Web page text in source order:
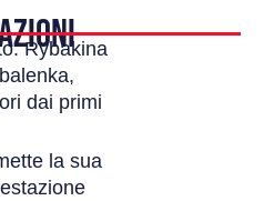
Rybakina
dai primi
la sua